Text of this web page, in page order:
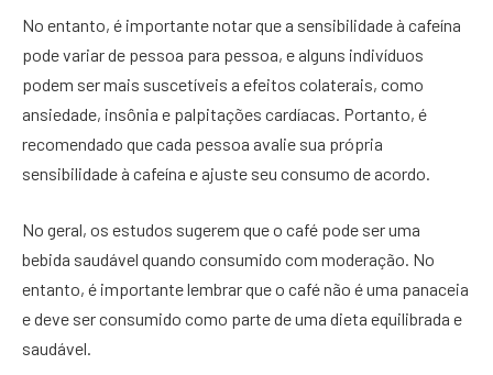
No entanto, é importante notar que a sensibilidade à cafeína
pode variar de pessoa para pessoa, e alguns indivíduos
podem ser mais suscetíveis a efeitos colaterais, como
ansiedade, insônia e palpitações cardíacas. Portanto, é
recomendado que cada pessoa avalie sua própria
sensibilidade à cafeína e ajuste seu consumo de acordo.
No geral, os estudos sugerem que o café pode ser uma
bebida saudável quando consumido com moderação. No
entanto, é importante lembrar que o café não é uma panaceia
e deve ser consumido como parte de uma dieta equilibrada e
saudável.